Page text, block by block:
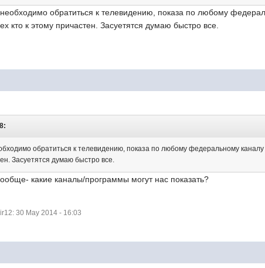
обратиться к телевидению, показа по любому
кто к этому причастен. Засуетятся думаю быстро все.
обратиться к телевидению, показа по любому федеральному каналу
Засуетятся думаю быстро все.
какие каналы/программы могут нас показать?
30 May 2014 - 16:03